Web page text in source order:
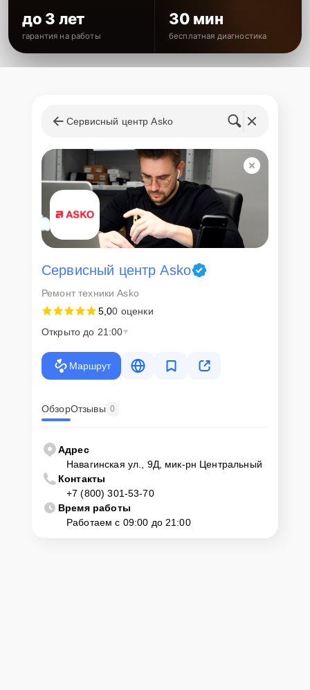
до 3 лет
гарантия на работы
30 мин
бесплатная диагностика
Сервисный центр Asko
Сервисный центр Asko
Ремонт техники Asko
5,00 оценки
Открыто до 21:00
Маршрут
ОбзорОтзывы 0
Адрес
Навагинская ул., 9Д, мик-рн Центральный
Контакты
+7 (800) 301-53-70
Время работы
Работаем с 09:00 до 21:00